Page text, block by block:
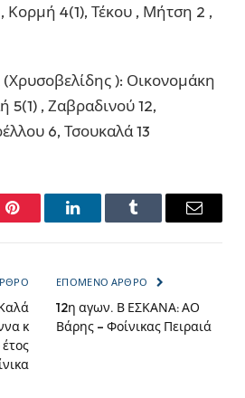
Κορμή 4(1), Τέκου , Μήτση 2 ,
): Οικονομάκη
, Ζαβραδινού 12,
6, Τσουκαλά 13
Pinterest LinkedInTumblr Email
κ
ΕΠΌΜΕΝΟ ΆΡΘΡΟ
12η αγων. Β ΕΣΚΑΝΑ: ΑΟ
Βάρης – Φοίνικας Πειραιά